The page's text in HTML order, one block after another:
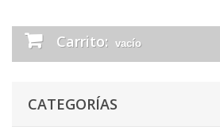
Carrito: vacío
CATEGORÍAS